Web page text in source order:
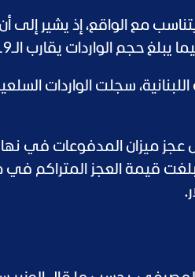
مع الواقع، إذ يشير إلى
بزيادة 63% بالمقارنة مع عام 2021. وبلغت قيمة